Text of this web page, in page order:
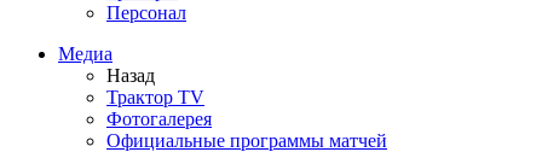
Персонал
Медиа
Назад
Трактор TV
Фотогалерея
Официальные программы матчей